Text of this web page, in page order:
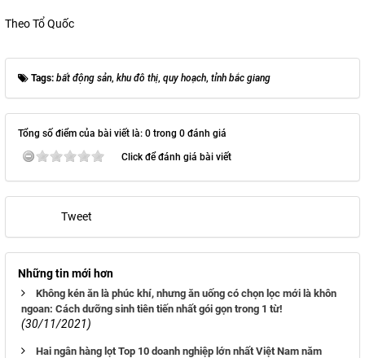
Theo Tổ Quốc
Tags: bất động sản, khu đô thị, quy hoạch, tỉnh bắc giang
Tổng số điểm của bài viết là: 0 trong 0 đánh giá
Click để đánh giá bài viết
Tweet
Những tin mới hơn
Không kén ăn là phúc khí, nhưng ăn uống có chọn lọc mới là khôn
ngoan: Cách dưỡng sinh tiên tiến nhất gói gọn trong 1 từ!
(30/11/2021)
Hai ngân hàng lọt Top 10 doanh nghiệp lớn nhất Việt Nam năm